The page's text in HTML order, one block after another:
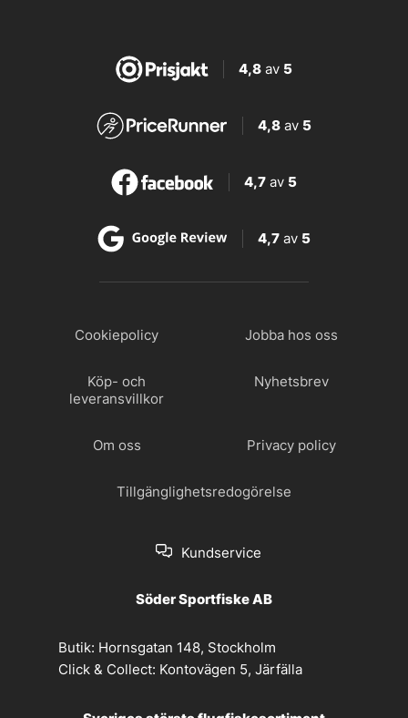
4,8av 5
4,8 av 5
4,7 av 5
4,7 av 5
Cookiepolicy Jobba hos oss
Köp- och
leveransvillkor
Nyhetsbrev
Om oss Privacy policy
Tillgänglighetsredogörelse
Kundservice
Söder Sportfiske AB
Butik: Hornsgatan 148, Stockholm
Click & Collect: Kontovägen 5, Järfälla